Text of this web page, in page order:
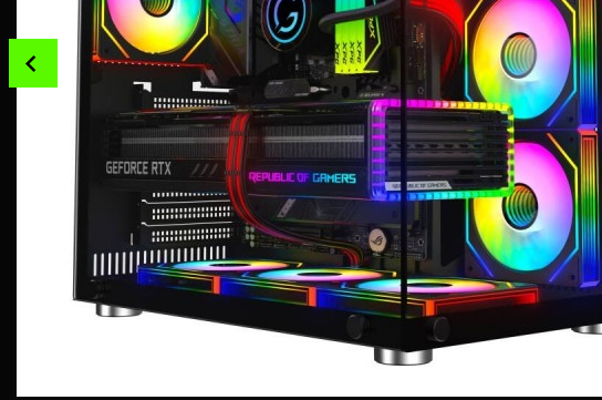
Prev